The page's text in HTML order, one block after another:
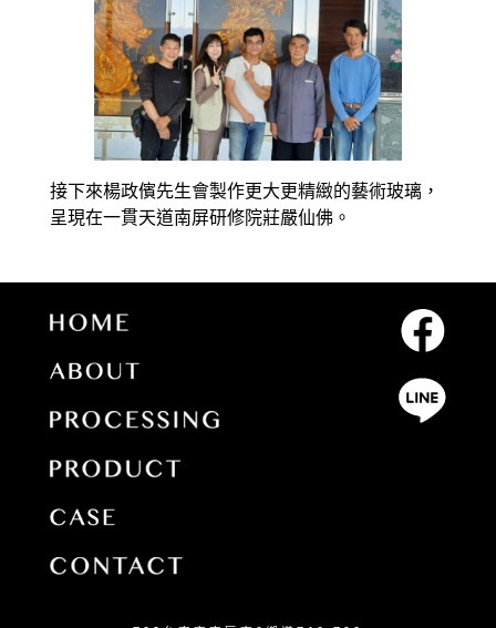
接下來楊政儐先生會製作更大更精緻的藝術玻璃，
呈現在一貫天道南屏研修院莊嚴仙佛。